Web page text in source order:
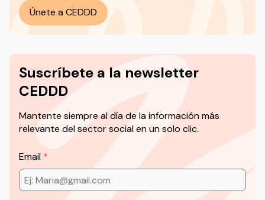
Únete a CEDDD
Suscríbete a la newsletter
CEDDD
Mantente siempre al día de la información más
relevante del sector social en un solo clic.
Email